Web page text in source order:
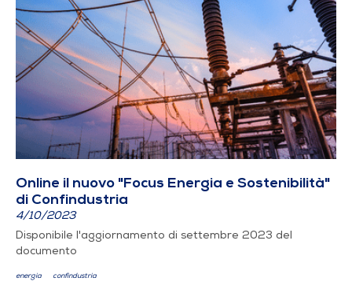
Online il nuovo "Focus Energia e Sostenibilità"
di Confindustria
4/10/2023
Disponibile l'aggiornamento di settembre 2023 del
documento
energia confindustria